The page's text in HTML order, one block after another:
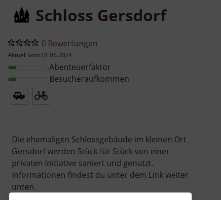
Schloss Gersdorf
0 Bewertungen
Aktuell vom 01.06.2024
Abenteuerfaktor
Besucheraufkommen
Die ehemaligen Schlossgebäude im kleinen Ort
Gersdorf werden Stück für Stück von einer
privaten Initiative saniert und genutzt.
Informationen findest du unter dem Link weiter
unten.